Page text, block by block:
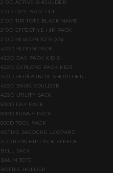
210D ACTIVE SHOULDER
210D DAY PACK TIPI
210D TIPI TOTE BLACK NAME
210D EFFECTIVE HIP PACK
210D MISSION TOTE(XS)
420D BLOOM PACK
420D DAY PACK KID'S
420D EXPLORE PACK KIDS
420D HORIZONTAL SHOULDER
420D SNUG SOULDER
420D UTILITY SACK
500D DAY PACK
500D FUNNY PACK
500D TOOL PACK
ACTIVE SACOCHE LEOPARD
ADDITION HIP PACK FLEECE
BELL SACK
BAUM TOTE
BOTTLE HOLDER